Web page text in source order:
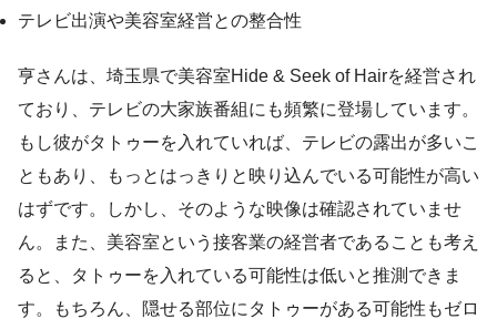
テレビ出演や美容室経営との整合性
亨さんは、埼玉県で美容室Hide & Seek of Hairを経営され
ており、テレビの大家族番組にも頻繁に登場しています。
もし彼がタトゥーを入れていれば、テレビの露出が多いこ
ともあり、もっとはっきりと映り込んでいる可能性が高い
はずです。しかし、そのような映像は確認されていませ
ん。また、美容室という接客業の経営者であることも考え
ると、タトゥーを入れている可能性は低いと推測できま
す。もちろん、隠せる部位にタトゥーがある可能性もゼロ